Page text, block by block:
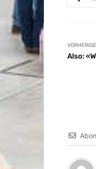
Also: